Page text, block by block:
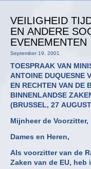
VEILIGHEID
EN ANDERE
EVENEMENTEN
September 19, 2001
TOESPRAAK VAN
ANTOINE DUQUESNE
EN RECHTEN VAN DE
BINNENLANDSE
(BRUSSEL, 27
Mijnheer de Voorzitter,
Dames en Heren,
Als voorzitter van de
Zaken van de EU,